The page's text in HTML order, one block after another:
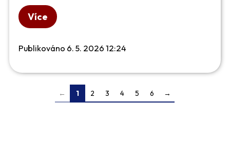
Více
Publikováno 6. 5. 2026 12:24
← 1 2 3 4 5 6 →